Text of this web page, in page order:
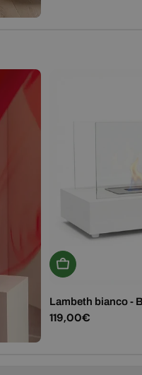
Aggiungi Al
Lambeth bianco -
Prezzo
119,00€